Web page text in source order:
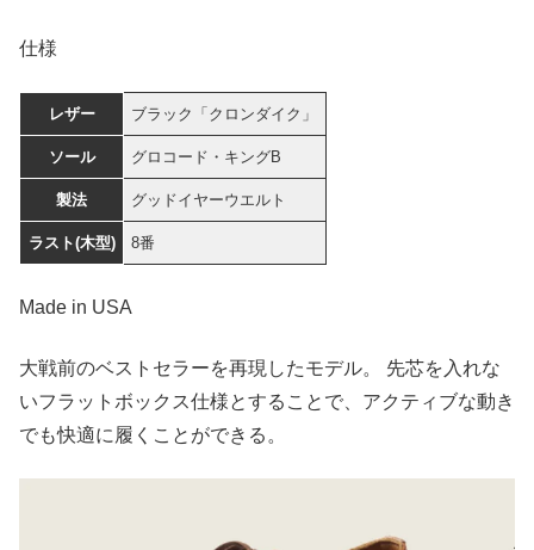
仕様
レザー ブラック「クロンダイク」
ソール グロコード・キングB
製法 グッドイヤーウエルト
ラスト(木型) 8番
Made in USA
大戦前のベストセラーを再現したモデル。 先芯を入れな
いフラットボックス仕様とすることで、アクティブな動き
でも快適に履くことができる。